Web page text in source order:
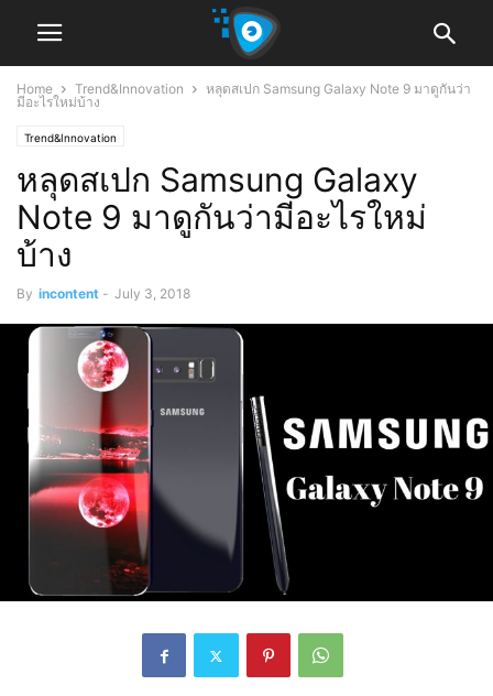
Home Trend&Innovation
หลุดสเปก Samsung Galaxy Note 9 มาดูกันว่า
มีอะไรใหม่บ้าง
Trend&Innovation
หลุดสเปก Samsung Galaxy
Note 9 มาดูกันว่ามีอะไรใหม่
บ้าง
By incontent - July 3, 2018